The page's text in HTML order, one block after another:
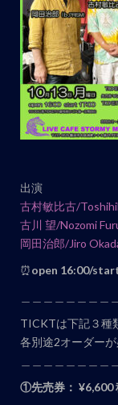
ビ
ゲ
ー
シ
ョ
ン
出演
古村敏比古/
古川 望/Nozomi
岡田治郎/Jiro
⏰open 16:00/
TICKTは下記３種
各別途2オーダーが
①先売券： ¥6,600